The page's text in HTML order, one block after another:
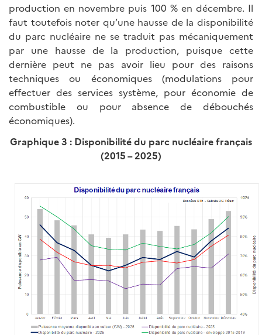
production en novembre puis 100 % en décembre. Il
faut toutefois noter qu’une hausse de la disponibilité
du parc nucléaire ne se traduit pas mécaniquement
par une hausse de la production, puisque cette
dernière peut ne pas avoir lieu pour des raisons
techniques ou économiques (modulations pour
effectuer des services système, pour économie de
combustible ou pour absence de débouchés
économiques).
Graphique 3 : Disponibilité du parc nucléaire français
(2015 – 2025)